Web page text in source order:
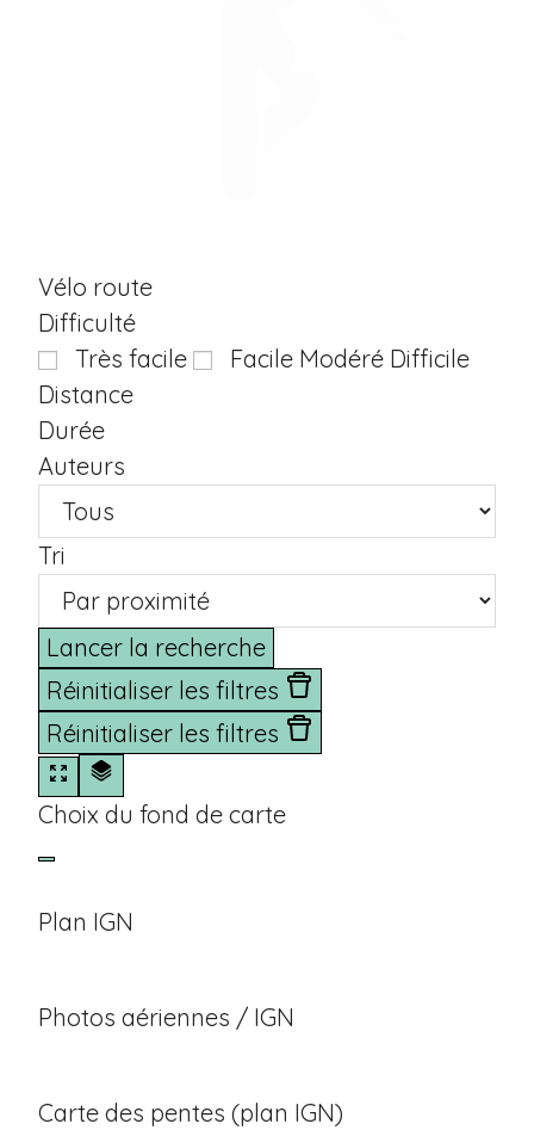
Vélo route
Difficulté
Très facile
Facile Aucun Circuit
Modéré Aucun
Difficile
Distance
Durée
Auteurs
Tri
Lancer la recherche
Réinitialiser les filtres
Réinitialiser les filtres
Choix du fond de carte
Plan IGN
Photos aériennes / IGN
Carte des pentes (plan IGN)